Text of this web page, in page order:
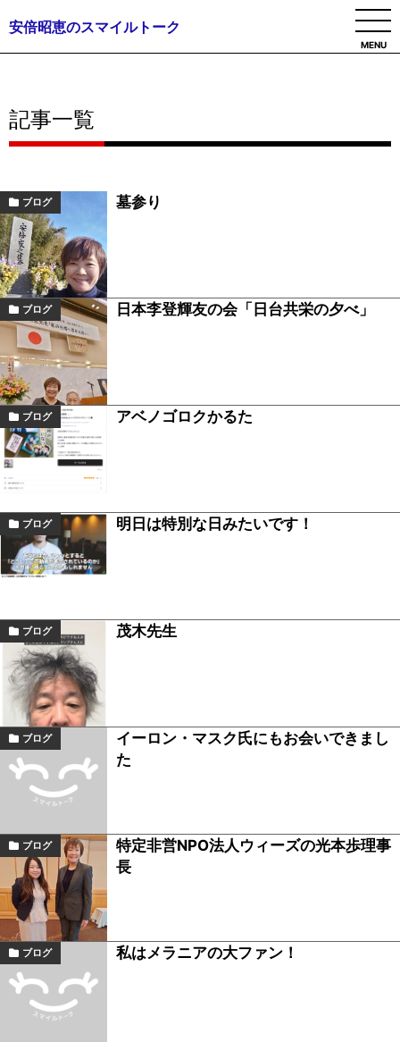
安倍昭恵のスマイルトーク
MENU
記事一覧
ブログ 墓参り
ブログ 日本李登輝友の会「日台共栄の夕べ」
ブログ アベノゴロクかるた
ブログ 明日は特別な日みたいです！
ブログ 茂木先生
ブログ
イーロン・マスク氏にもお会いできまし
た
ブログ
特定非営NPO法人ウィーズの光本歩理事
長
ブログ 私はメラニアの大ファン！